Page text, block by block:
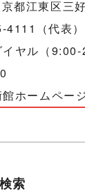
都江東区三
（代表）
ヤル（9:00-
ホームペー
索